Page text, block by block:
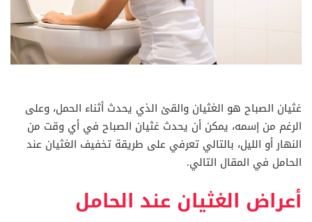
غثيان الصباح هو الغثيان والقئ الذي يحدث أثناء الحمل، وعلى
الرغم من إسمه، يمكن أن يحدث غثيان الصباح في أي وقت من
النهار أو الليل، بالتالي تعرفي على طريقة تخفيف الغثيان عند
الحامل في المقال التالي.
أعراض الغثيان عند الحامل